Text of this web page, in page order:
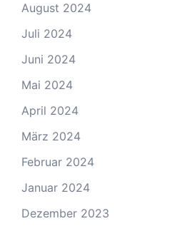
August 2024
Juli 2024
Juni 2024
Mai 2024
April 2024
März 2024
Februar 2024
Januar 2024
Dezember 2023